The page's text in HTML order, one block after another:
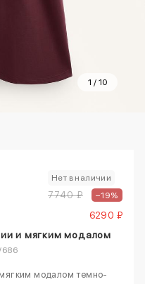
1 / 10
Нет в наличии
7740 ₽ –19%
6290 ₽
и мягким модалом
686
модалом темно-